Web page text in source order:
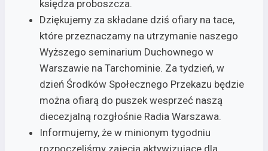
księdza proboszcza.
Dziękujemy za składane dziś ofiary na tace,
które przeznaczamy na utrzymanie naszego
Wyższego seminarium Duchownego w
Warszawie na Tarchominie. Za tydzień, w
dzień Środków Społecznego Przekazu będzie
można ofiarą do puszek wesprzeć naszą
diecezjalną rozgłośnie Radia Warszawa.
Informujemy, że w minionym tygodniu